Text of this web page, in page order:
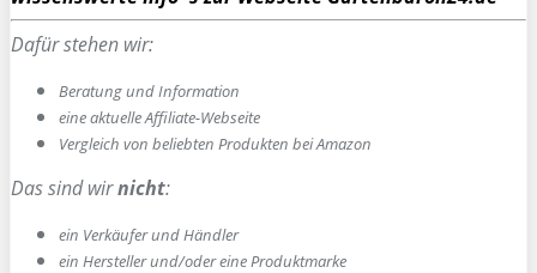
Dafür stehen wir:
Beratung und Information
eine aktuelle Affiliate-Webseite
Vergleich von beliebten Produkten bei Amazon
Das sind wirnicht:
ein Verkäufer und Händler
ein Hersteller und/oder eine Produktmarke